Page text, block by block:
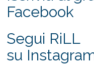
Facebook
Segui RiLL
su